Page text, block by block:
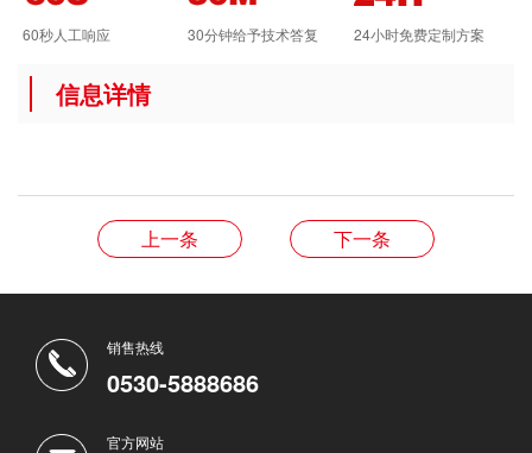
60秒人工响应 30分钟给予技术答复 24小时免费定制方案
信息详情
上一条 下一条
销售热线
0530-5888686
官方网站